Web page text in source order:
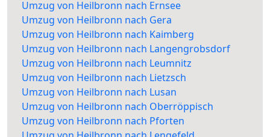
Umzug von Heilbronn nach Ernsee
Umzug von Heilbronn nach Gera
Umzug von Heilbronn nach Kaimberg
Umzug von Heilbronn nach Langengrobsdorf
Umzug von Heilbronn nach Leumnitz
Umzug von Heilbronn nach Lietzsch
Umzug von Heilbronn nach Lusan
Umzug von Heilbronn nach Oberröppisch
Umzug von Heilbronn nach Pforten